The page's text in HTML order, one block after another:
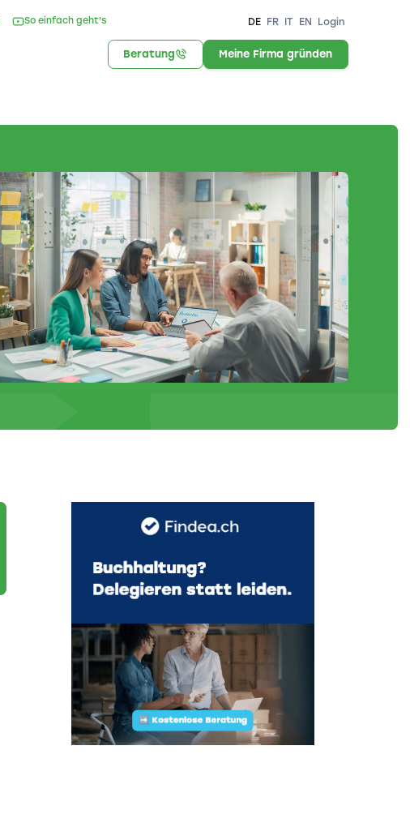
So einfach geht's DE FR IT EN Login
Beratung Meine Firma gründen